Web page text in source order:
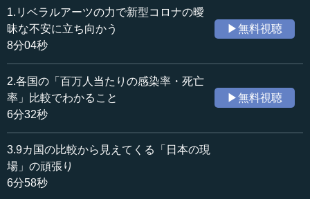
※インタビュアー：川上達史（テンミニッツTV編集長）
追加日：2020年4月29日
カテゴリー：
科学技術
社会・福祉
災害・防災
≪全文≫
できる
―― まさに世界の状況も各国ごとに違う形ですから、そ
れぞれがどんな姿なのかを、数字によって示せると良いと
1.リベラルアーツの力で新型コロナの曖
昧な不安に立ち向かう
8分04秒
▶無料視聴
2.各国の「百万人当たりの感染率・死亡
率」比較でわかること
6分32秒
▶無料視聴
3.9カ国の比較から見えてくる「日本の現
場」の頑張り
6分58秒